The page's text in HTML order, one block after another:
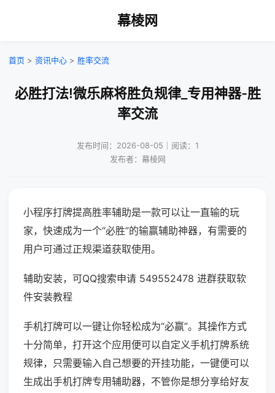
幕棱网
首页 > 资讯中心 > 胜率交流
必胜打法!微乐麻将胜负规律_专用神器-胜
率交流
发布时间：2026-08-05｜阅读：1
发布者：幕棱网
小程序打牌提高胜率辅助是一款可以让一直输的玩
家，快速成为一个“必胜”的输赢辅助神器，有需要的
用户可通过正规渠道获取使用。
辅助安装，可QQ搜索申请 549552478 进群获取软
件安装教程
手机打牌可以一键让你轻松成为“必赢”。其操作方式
十分简单，打开这个应用便可以自定义手机打牌系统
规律，只需要输入自己想要的开挂功能，一键便可以
生成出手机打牌专用辅助器，不管你是想分享给好友